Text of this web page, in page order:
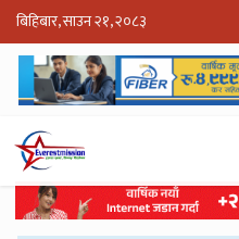
बिहिबार, साउन २१, २०८३